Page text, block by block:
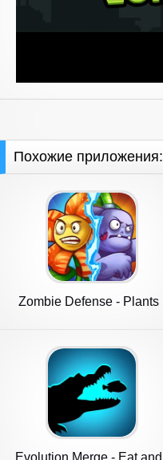
Похожие приложения:
Zombie Defense - Plants
Evolution Merge - Eat and